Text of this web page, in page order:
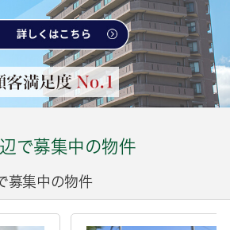
で募集中の物件
募集中の物件